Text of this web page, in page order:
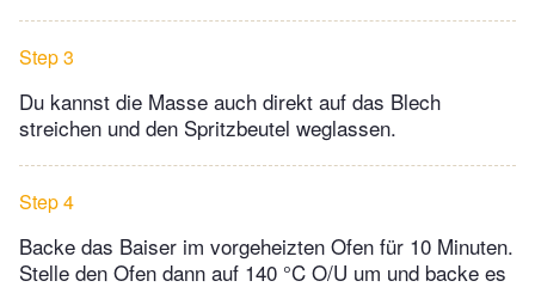
Step 3
Du kannst die Masse auch direkt auf das Blech
streichen und den Spritzbeutel weglassen.
Step 4
Backe das Baiser im vorgeheizten Ofen für 10 Minuten.
Stelle den Ofen dann auf 140 °C O/U um und backe es